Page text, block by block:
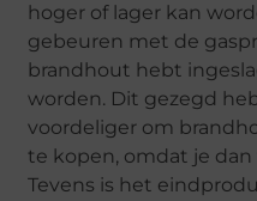
hoger of lager kan
gebeuren met de
brandhout hebt
worden. Dit gezegd
voordeliger om
te kopen, omdat je
Tevens is het